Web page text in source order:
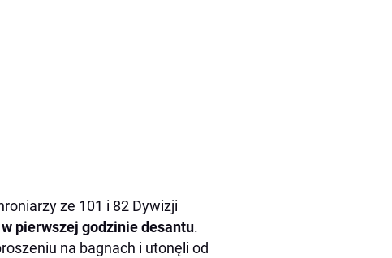
ze 101 i 82 Dywizji
pierwszej godzinie desantu.
na bagnach i utonęli od